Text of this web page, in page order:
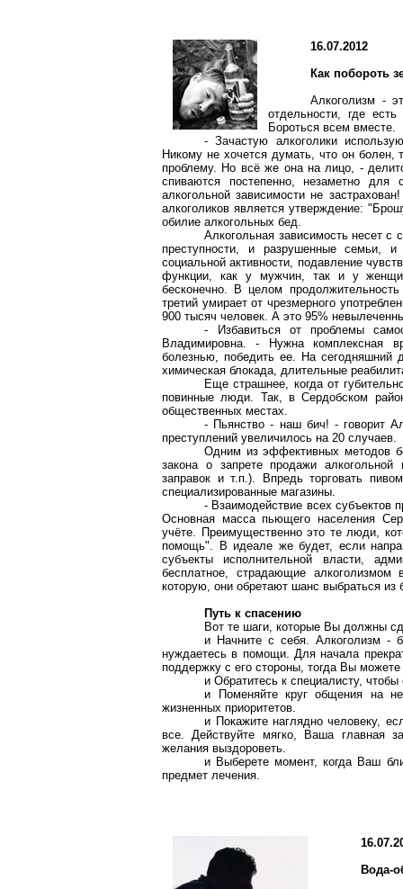
16.07.2012
Как побороть
Алкоголизм -
отдельности, где
Бороться всем вместе.
- Зачастую алкоголики
Никому не хочется думать, что он болен,
проблему. Но всё же она на лицо, -
спиваются постепенно, незаметно
алкогольной зависимости не
алкоголиков является утверждение:
обилие алкогольных бед.
Алкогольная зависимость несет с
преступности, и разрушенные семьи,
социальной активности, подавление
функции, как у мужчин, так и у
бесконечно. В целом
третий умирает от чрезмерного
900 тысяч человек. А это 95%
- Избавиться от проблемы
Владимировна. - Нужна комплексная
болезнью, победить ее. На сегодняшний
химическая блокада, длительные
Еще страшнее, когда от
повинные люди. Так, в Сердобском
общественных местах.
- Пьянство - наш бич! - говорит
преступлений увеличилось на 20 случаев.
Одним из эффективных методов
закона о запрете продажи алкогольной
заправок и т.п.). Впредь торговать
специализированные магазины.
- Взаимодействие всех субъектов
Основная масса пьющего населения
учёте. Преимущественно это те люди,
помощь". В идеале же будет, если
субъекты исполнительной власти,
бесплатное, страдающие алкоголизмом
которую, они обретают шанс выбраться из
Путь к спасению
Вот те шаги, которые Вы должны
и Начните с себя. Алкоголизм -
нуждаетесь в помощи. Для начала
поддержку с его стороны, тогда Вы можете
и Обратитесь к специалисту,
и Поменяйте круг общения на
жизненных приоритетов.
и Покажите наглядно человеку,
все. Действуйте мягко, Ваша главная
желания выздороветь.
и Выберете момент, когда Ваш
предмет лечения.
Вода-